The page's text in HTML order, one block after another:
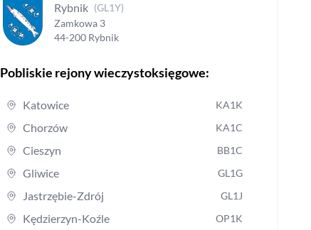
Rybnik (GL1Y)
Zamkowa 3
44-200 Rybnik
Pobliskie rejony wieczystoksięgowe:
Katowice KA1K
Chorzów KA1C
Cieszyn BB1C
Gliwice GL1G
Jastrzębie-Zdrój GL1J
Kędzierzyn-Koźle OP1K